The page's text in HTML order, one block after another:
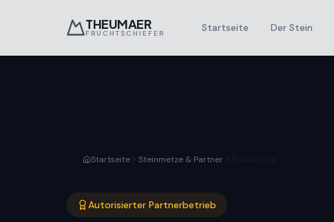
THEUMAER
FRUCHTSCHIEFER Startseite Der Stein
Startseite Steinmetze & Partner
Autorisierter Partnerbetrieb